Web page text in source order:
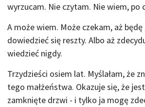
wyrzucam. Nie czytam. Nie wiem, po
A może wiem. Może czekam, aż
dowiedzieć się reszty. Albo aż
wiedzieć nigdy.
Trzydzieści osiem lat. Myślałam, że
tego małżeństwa. Okazuje się, że
zamknięte drzwi - i tylko ja mogę